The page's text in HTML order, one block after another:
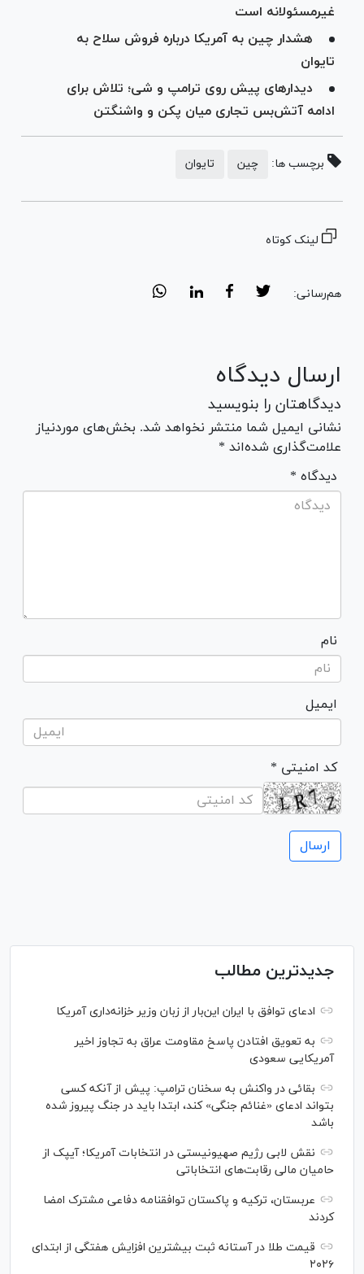
غیرمسئولانه است
هشدار چین به آمریکا درباره فروش سلاح به
تایوان
دیدارهای پیش روی ترامپ و شی؛ تلاش برای
ادامه آتش‌بس تجاری میان پکن و واشنگتن
برچسب ها: چین تایوان
لینک کوتاه
هم‌رسانی:
ارسال دیدگاه
دیدگاهتان را بنویسید
نشانی ایمیل شما منتشر نخواهد شد. بخش‌های موردنیاز
علامت‌گذاری شده‌اند *
* دیدگاه
نام
ایمیل
* کد امنیتی
جدیدترین مطالب
ادعای توافق با ایران این‌بار از زبان وزیر خزانه‌داری آمریکا
به تعویق افتادن پاسخ مقاومت عراق به تجاوز اخیر
آمریکایی سعودی
بقائی در واکنش به سخنان ترامپ: پیش از آنکه کسی
بتواند ادعای «غنائم جنگی» کند، ابتدا باید در جنگ پیروز شده
باشد
نقش لابی رژیم صهیونیستی در انتخابات آمریکا؛ آیپک از
حامیان مالی رقابت‌های انتخاباتی
عربستان، ترکیه و پاکستان توافقنامه دفاعی مشترک امضا
کردند
قیمت طلا در آستانه ثبت بیشترین افزایش هفتگی از ابتدای
۲۰۲۶